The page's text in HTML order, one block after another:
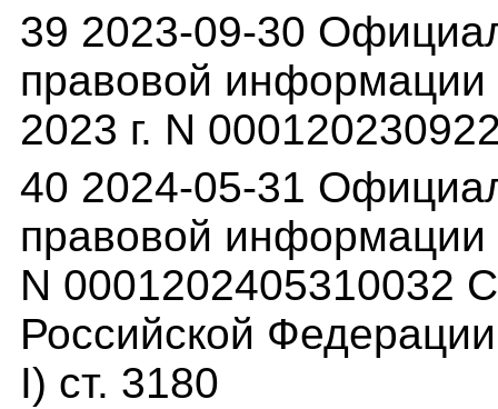
39 2023-09-30
правовой информации
2023 г. N
40 2024-05-31
правовой информации
N 0001202405310032
Российской
I) ст. 3180